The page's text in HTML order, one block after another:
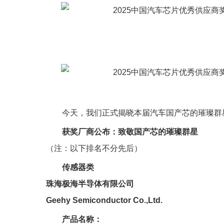
今天，我们正式揭晓本届汽车国产芯的璀璨群
获奖厂商公布：致敬国产芯的璀璨群星
（注：以下排名不分先后）
传感器类
珠海极海半导体有限公司
Geehy Semiconductor Co.,Ltd.
产品名称：